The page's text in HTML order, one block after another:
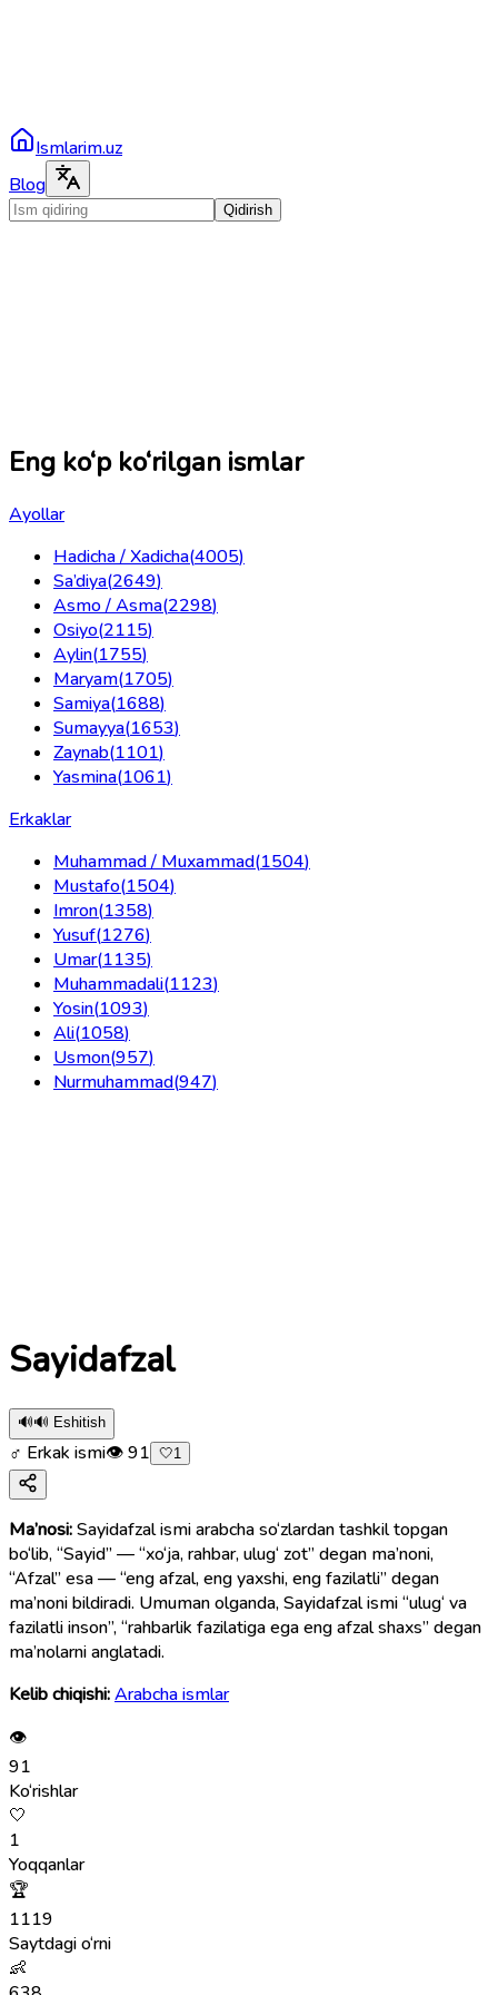
Ismlarim.uz
Blog
Qidirish
Eng ko‘p ko‘rilgan ismlar
Ayollar
Hadicha / Xadicha(4005)
Sa’diya(2649)
Asmo / Asma(2298)
Osiyo(2115)
Aylin(1755)
Maryam(1705)
Samiya(1688)
Sumayya(1653)
Zaynab(1101)
Yasmina(1061)
Erkaklar
Muhammad / Muxammad(1504)
Mustafo(1504)
Imron(1358)
Yusuf(1276)
Umar(1135)
Muhammadali(1123)
Yosin(1093)
Ali(1058)
Usmon(957)
Nurmuhammad(947)
Sayidafzal
🔊🔊 Eshitish
♂ Erkak ismi👁91 🤍1
Ma’nosi:Sayidafzal ismi arabcha so‘zlardan tashkil topgan
bo‘lib, “Sayid” — “xo‘ja, rahbar, ulug‘ zot” degan ma’noni,
“Afzal” esa — “eng afzal, eng yaxshi, eng fazilatli” degan
ma’noni bildiradi. Umuman olganda, Sayidafzal ismi “ulug‘ va
fazilatli inson”, “rahbarlik fazilatiga ega eng afzal shaxs” degan
ma’nolarni anglatadi.
Kelib chiqishi:Arabcha ismlar
👁
91
Ko‘rishlar
🤍
1
Yoqqanlar
🏆
1119
Saytdagi o‘rni
👶